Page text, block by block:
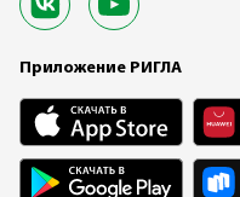
Приложение РИГЛА